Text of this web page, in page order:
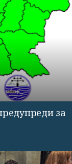
за